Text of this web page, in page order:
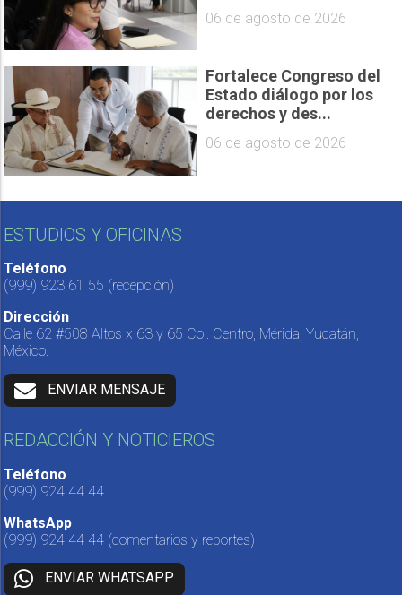
06 de agosto de 2026
Fortalece Congreso del
Estado diálogo por los
derechos y des...
06 de agosto de 2026
ESTUDIOS Y OFICINAS
Teléfono
(999) 923 61 55 (recepción)
Dirección
Calle 62 #508 Altos x 63 y 65 Col. Centro, Mérida, Yucatán,
México.
ENVIAR MENSAJE
REDACCIÓN Y NOTICIEROS
Teléfono
(999) 924 44 44
WhatsApp
(999) 924 44 44 (comentarios y reportes)
ENVIAR WHATSAPP